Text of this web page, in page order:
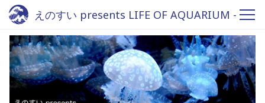
えのすい presents LIFE OF AQUARIUM -
Fm yokohama 84.7